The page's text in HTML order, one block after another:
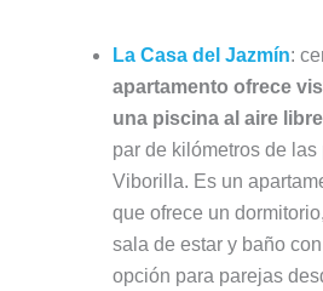
La Casa del Jazmín:
apartamento ofrece
una piscina al aire libre
par de kilómetros de
Viborilla. Es un
que ofrece un
sala de estar y baño
opción para parejas